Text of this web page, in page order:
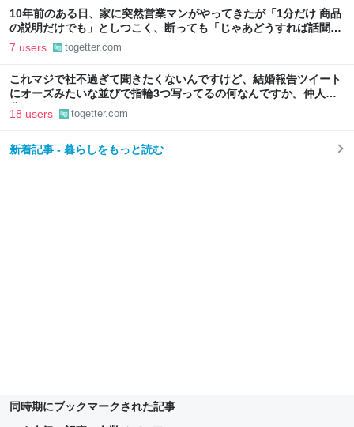
10年前のある日、家に突然営業マンがやってきたが「1分だけ 商品
の説明だけでも」としつこく、断っても「じゃあどうすれば話聞い
てくれますか」と言われたので、ある方法で解決することに
7 users togetter.com
これマジで社不過ぎて聞きたくないんですけど、結婚報告ツイート
にオーズみたいな並びで指輪3つ写ってるの何なんですか。仲人の
分？
18 users togetter.com
新着記事 - 暮らしをもっと読む
同時期にブックマークされた記事